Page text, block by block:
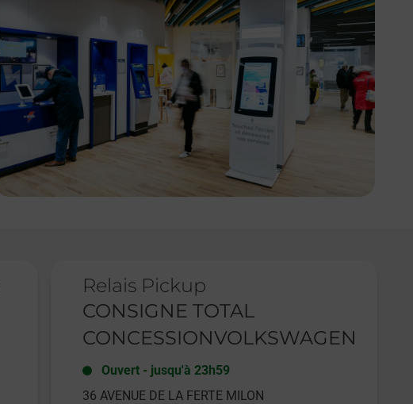
Relais Pickup
CONSIGNE TOTAL
CONCESSIONVOLKSWAGEN
Ouvert - jusqu'à 23h59
36 AVENUE DE LA FERTE MILON